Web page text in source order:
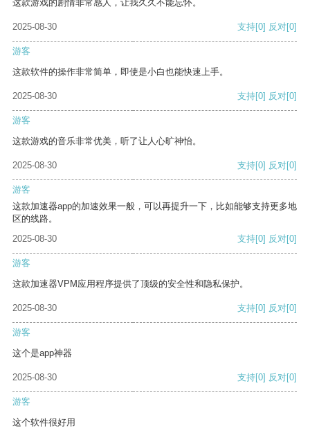
这款游戏的剧情非常感人，让我久久不能忘怀。
2025-08-30 支持[0] 反对[0]
游客
这款软件的操作非常简单，即使是小白也能快速上手。
2025-08-30 支持[0] 反对[0]
游客
这款游戏的音乐非常优美，听了让人心旷神怡。
2025-08-30 支持[0] 反对[0]
游客
这款加速器app的加速效果一般，可以再提升一下，比如能够支持更多地
区的线路。
2025-08-30
支持[0] 反对[0]
游客
这款加速器VPM应用程序提供了顶级的安全性和隐私保护。
2025-08-30 支持[0] 反对[0]
游客
这个是app神器
2025-08-30 支持[0] 反对[0]
游客
这个软件很好用